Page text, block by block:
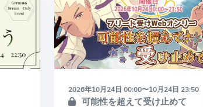
2026年10月24日 00:00〜10月24日 23:50
可能性を超えて受け止めて